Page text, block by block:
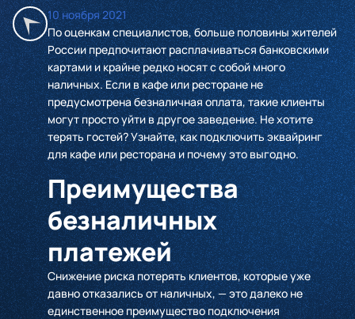
10 ноября 2021
По оценкам специалистов, больше половины жителей
России предпочитают расплачиваться банковскими
картами и крайне редко носят с собой много
наличных. Если в кафе или ресторане не
предусмотрена безналичная оплата, такие клиенты
могут просто уйти в другое заведение. Не хотите
терять гостей? Узнайте, как подключить эквайринг
для кафе или ресторана и почему это выгодно.
Преимущества
безналичных
платежей
Снижение риска потерять клиентов, которые уже
давно отказались от наличных, — это далеко не
единственное преимущество подключения